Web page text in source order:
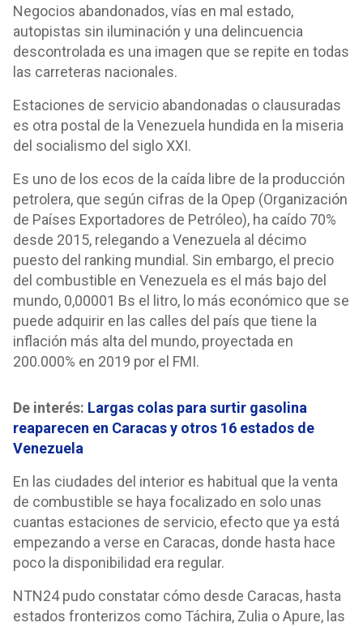
Negocios abandonados, vías en mal estado,
autopistas sin iluminación y una delincuencia
descontrolada es una imagen que se repite en todas
las carreteras nacionales.
Estaciones de servicio abandonadas o clausuradas
es otra postal de la Venezuela hundida en la miseria
del socialismo del siglo XXI.
Es uno de los ecos de la caída libre de la producción
petrolera, que según cifras de la Opep (Organización
de Países Exportadores de Petróleo), ha caído 70%
desde 2015, relegando a Venezuela al décimo
puesto del ranking mundial. Sin embargo, el precio
del combustible en Venezuela es el más bajo del
mundo, 0,00001 Bs el litro, lo más económico que se
puede adquirir en las calles del país que tiene la
inflación más alta del mundo, proyectada en
200.000% en 2019 por el FMI.
De interés: Largas colas para surtir gasolina
reaparecen en Caracas y otros 16 estados de
Venezuela
En las ciudades del interior es habitual que la venta
de combustible se haya focalizado en solo unas
cuantas estaciones de servicio, efecto que ya está
empezando a verse en Caracas, donde hasta hace
poco la disponibilidad era regular.
NTN24 pudo constatar cómo desde Caracas, hasta
estados fronterizos como Táchira, Zulia o Apure, las